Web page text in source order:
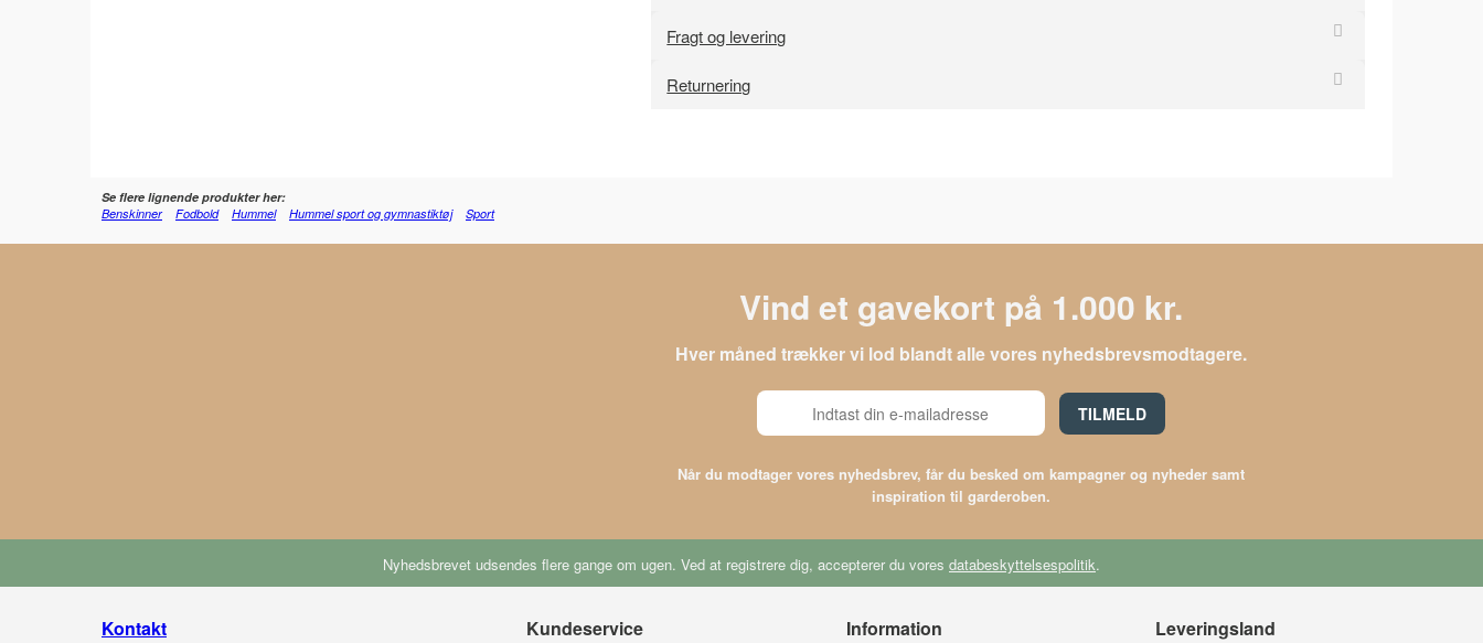
Fragt og levering
Returnering
Se flere lignende produkter her:
Benskinner
Fodbold Hummel Hummel sport og gymnastiktøj Sport
Vind et gavekort på 1.000 kr.
Hver måned trækker vi lod blandt alle vores nyhedsbrevsmodtagere.
TILMELD
Når du modtager vores nyhedsbrev, får du besked om kampagner og nyheder samt
inspiration til garderoben.
Nyhedsbrevet udsendes flere gange om ugen. Ved at registrere dig, accepterer du vores databeskyttelsespolitik.
Kontakt Kundeservice Information Leveringsland